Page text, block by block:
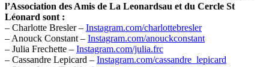
l’Association des Amis de La Leonardsau et du Cercle St
Léonard sont :
– Charlotte Bresler – Instagram.com/charlottebresler
– Anouck Constant – Instagram.com/anouckconstant
– Julia Frechette – Instagram.com/julia.frc
– Cassandre Lepicard – Instagram.com/cassandre_lepicard